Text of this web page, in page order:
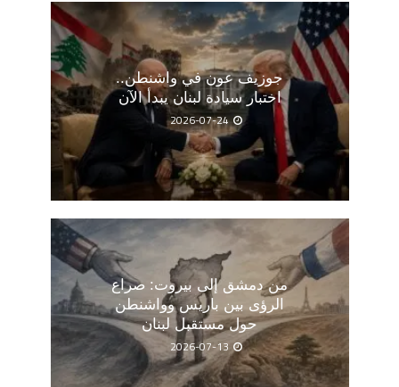
جوزيف عون في واشنطن..
اختبار سيادة لبنان يبدأ الآن
2026-07-24
من دمشق إلى بيروت: صراع
الرؤى بين باريس وواشنطن
حول مستقبل لبنان
2026-07-13